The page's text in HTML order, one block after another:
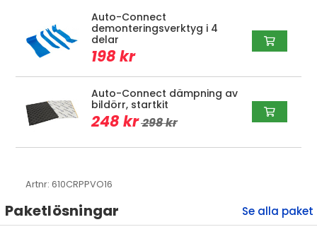
Auto-Connect
demonteringsverktyg i 4
delar
198 kr
Auto-Connect dämpning av
bildörr, startkit
248 kr298 kr
Artnr: 610CRPPVO16
Paketlösningar